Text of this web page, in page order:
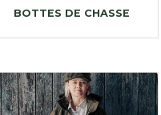
BOTTES DE CHASSE